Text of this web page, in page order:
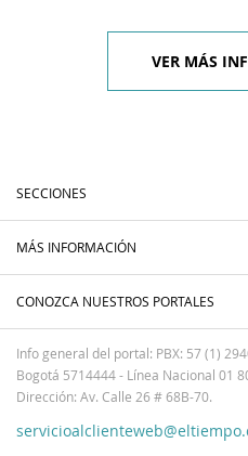
VER MÁS
SECCIONES
MÁS INFORMACIÓN
CONOZCA NUESTROS PORTALES
Info general del portal: PBX: 57 (1)
Bogotá 5714444 - Línea Nacional 01
Dirección: Av. Calle 26 # 68B-70.